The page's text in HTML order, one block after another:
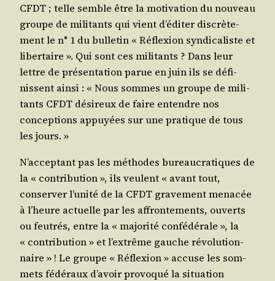
CFDT ; telle semble être la moti­va­tion du nou­veau
groupe de mili­tants qui vient d’éditer dis­crè­te­
ment le n° 1 du bul­le­tin « Réflexion syn­di­ca­liste et
liber­taire ». Qui sont ces mili­tants ? Dans leur
lettre de pré­sen­ta­tion parue en juin ils se défi­
nissent ain­si : « Nous sommes un groupe de mili­
tants CFDT dési­reux de faire entendre nos
concep­tions appuyées sur une pra­tique de tous
les jours. »
N’acceptant pas les méthodes bureau­cra­tiques de
la « contri­bu­tion », ils veulent « avant tout,
conser­ver l’unité de la CFDT gra­ve­ment mena­cée
à l’heure actuelle par les affron­te­ments, ouverts
ou feu­trés, entre la « majo­ri­té confé­dé­rale », la
« contri­bu­tion » et l’extrême gauche révo­lu­tion­
naire » ! Le groupe « Réflexion » accuse les som­
mets fédé­raux d’avoir pro­vo­qué la situa­tion